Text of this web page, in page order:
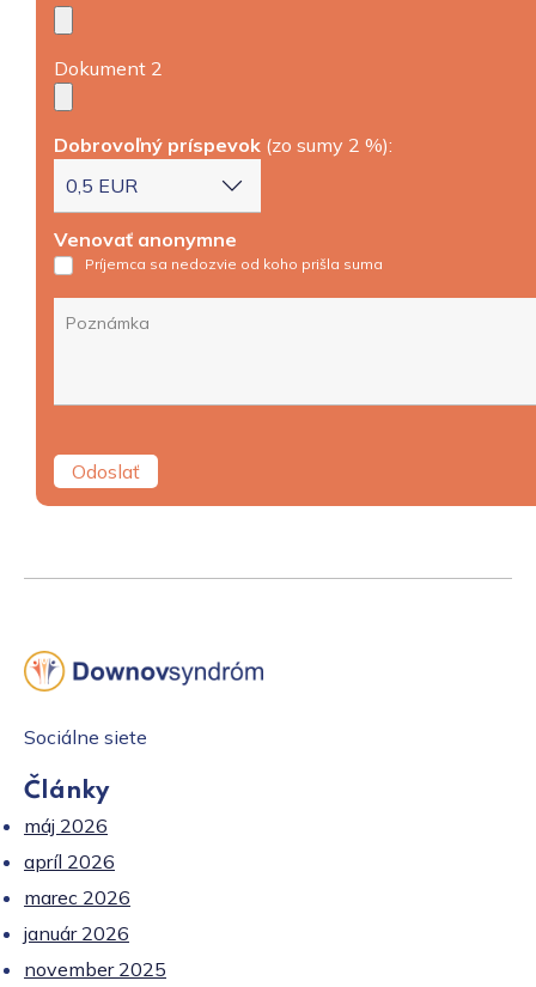
Dokument 2
Dobrovoľný príspevok (zo sumy 2 %):
Venovať anonymne
Príjemca sa nedozvie od koho prišla suma
Odoslať
Sociálne siete
Články
máj 2026
apríl 2026
marec 2026
január 2026
november 2025